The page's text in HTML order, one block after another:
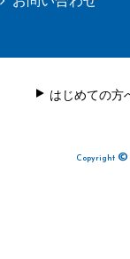
はじめての方
Copyright ©